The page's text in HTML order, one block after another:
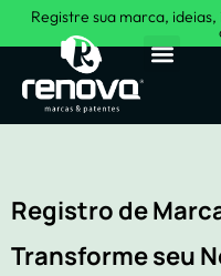
Registre sua marca,
Registro de
Transforme seu